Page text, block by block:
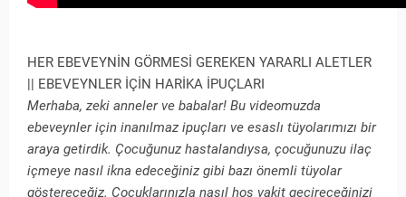
HER EBEVEYNİN GÖRMESİ GEREKEN YARARLI ALETLER
|| EBEVEYNLER İÇİN HARİKA İPUÇLARI
Merhaba, zeki anneler ve babalar! Bu videomuzda
ebeveynler için inanılmaz ipuçları ve esaslı tüyolarımızı bir
araya getirdik. Çocuğunuz hastalandıysa, çocuğunuzu ilaç
içmeye nasıl ikna edeceğiniz gibi bazı önemli tüyolar
göstereceğiz. Çocuklarınızla nasıl hoş vakit geçireceğinizi